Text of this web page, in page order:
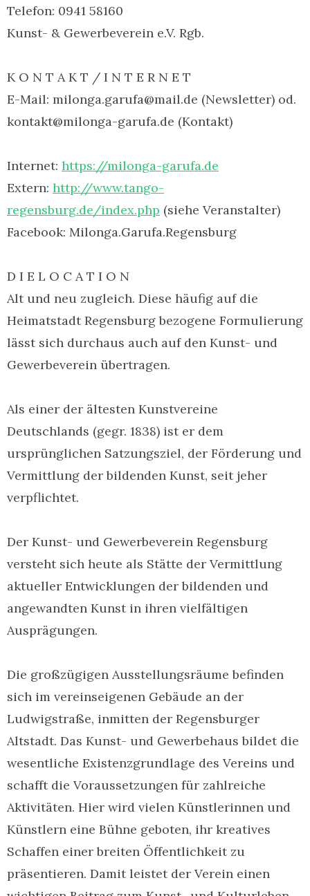
Telefon: 0941 58160
Kunst- & Gewerbeverein e.V. Rgb.
K O N T A K T / I N T E R N E T
E-Mail: milonga.garufa@mail.de (Newsletter) od.
kontakt@milonga-garufa.de (Kontakt)
Internet: https://milonga-garufa.de
Extern: http://www.tango-
regensburg.de/index.php (siehe Veranstalter)
Facebook: Milonga.Garufa.Regensburg
D I E L O C A T I O N
Alt und neu zugleich. Diese häufig auf die
Heimatstadt Regensburg bezogene Formulierung
lässt sich durchaus auch auf den Kunst- und
Gewerbeverein übertragen.
Als einer der ältesten Kunstvereine
Deutschlands (gegr. 1838) ist er dem
ursprünglichen Satzungsziel, der Förderung und
Vermittlung der bildenden Kunst, seit jeher
verpflichtet.
Der Kunst- und Gewerbeverein Regensburg
versteht sich heute als Stätte der Vermittlung
aktueller Entwicklungen der bildenden und
angewandten Kunst in ihren vielfältigen
Ausprägungen.
Die großzügigen Ausstellungsräume befinden
sich im vereinseigenen Gebäude an der
Ludwigstraße, inmitten der Regensburger
Altstadt. Das Kunst- und Gewerbehaus bildet die
wesentliche Existenzgrundlage des Vereins und
schafft die Voraussetzungen für zahlreiche
Aktivitäten. Hier wird vielen Künstlerinnen und
Künstlern eine Bühne geboten, ihr kreatives
Schaffen einer breiten Öffentlichkeit zu
präsentieren. Damit leistet der Verein einen